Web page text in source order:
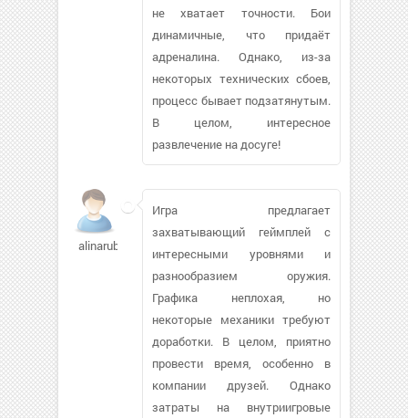
не хватает точности. Бои
динамичные, что придаёт
адреналина. Однако, из-за
некоторых технических сбоев,
процесс бывает подзатянутым.
В целом, интересное
развлечение на досуге!
alinarubik
Игра предлагает
захватывающий геймплей с
интересными уровнями и
разнообразием оружия.
Графика неплохая, но
некоторые механики требуют
доработки. В целом, приятно
провести время, особенно в
компании друзей. Однако
затраты на внутриигровые